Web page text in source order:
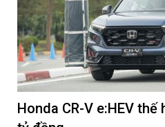
Honda CR-V e:HEV